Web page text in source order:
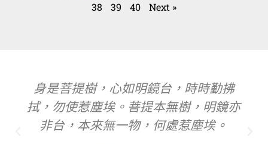
38
39 40 Next »
身是菩提樹，心如明鏡台，時時勤拂
拭，勿使惹塵埃。菩提本無樹，明鏡亦
非台，本來無一物，何處惹塵埃。